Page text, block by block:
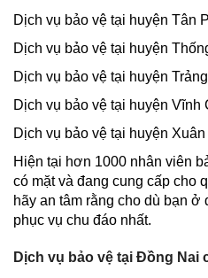
Dịch vụ bảo vệ tại huyện Tân
Dịch vụ bảo vệ tại huyện
Dịch vụ bảo vệ tại huyện
Dịch vụ bảo vệ tại huyện Vĩnh
Dịch vụ bảo vệ tại huyện
Hiện tại hơn 1000 nhân viên
có mặt và đang cung cấp cho
hãy an tâm rằng cho dù bạn ở
phục vụ chu đáo nhất.
Dịch vụ bảo vệ tại Đồng Nai